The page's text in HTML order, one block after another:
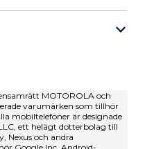
MOTOROLA och
varumärken som tillhör
mobiltelefoner är designade
ett helägt dotterbolag till
Nexus och andra